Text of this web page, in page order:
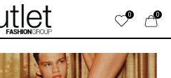
0
0